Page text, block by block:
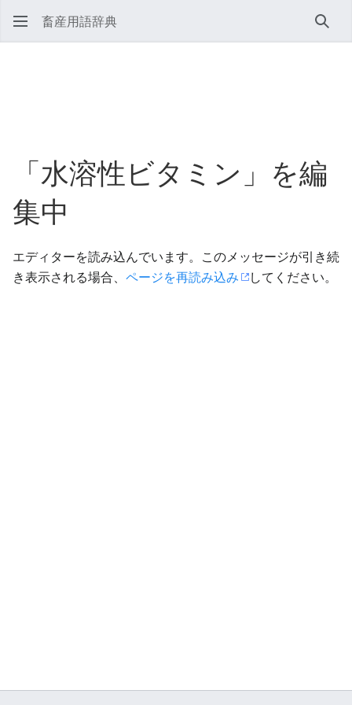
畜産用語辞典 検索
「水溶性ビタミン」を編
集中
エディターを読み込んでいます。このメッセージが引き続
き表示される場合、 ページを再読み込み してください。